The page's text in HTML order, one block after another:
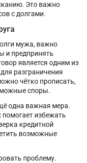
Это важно
с долгами.
мужа, важно
и предпринять
является одним из
разграничения
чётко прописать,
споры.
одна важная мера.
избежать
кредитной
возможные
проблему.